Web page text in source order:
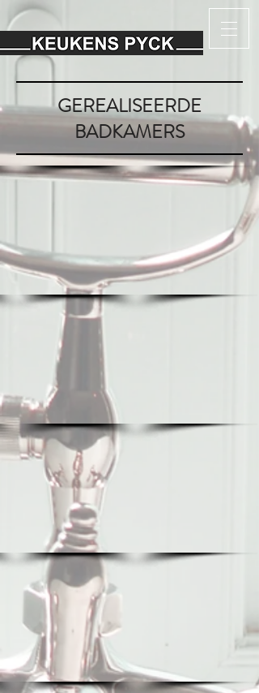
GEREALISEERDE
BADKAMERS